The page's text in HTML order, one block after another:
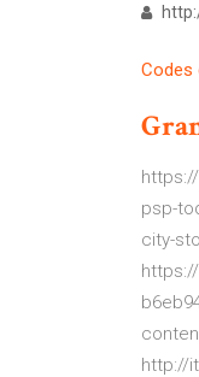
Codes
psp-
city-
http://